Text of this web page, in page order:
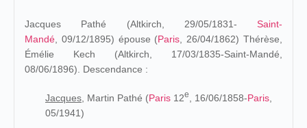
Jacques Pathé (Altkirch, 29/05/1831- Saint-
Mandé , 09/12/1895) épouse (Paris , 26/04/1862) Thérèse,
Émélie Kech (Altkirch, 17/03/1835-Saint-Mandé,
08/06/1896). Descendance :
Jacques, Martin Pathé (Paris 12e , 16/06/1858-Paris
05/1941)